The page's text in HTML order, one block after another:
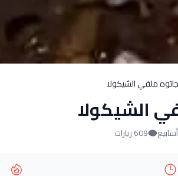
جاتوه ملفي الشيكولا
الشيكولا
609 زيارات